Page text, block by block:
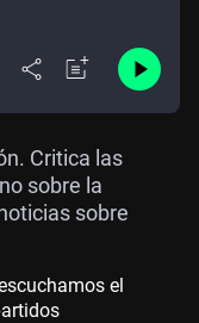
Critica las
sobre la
sobre
el